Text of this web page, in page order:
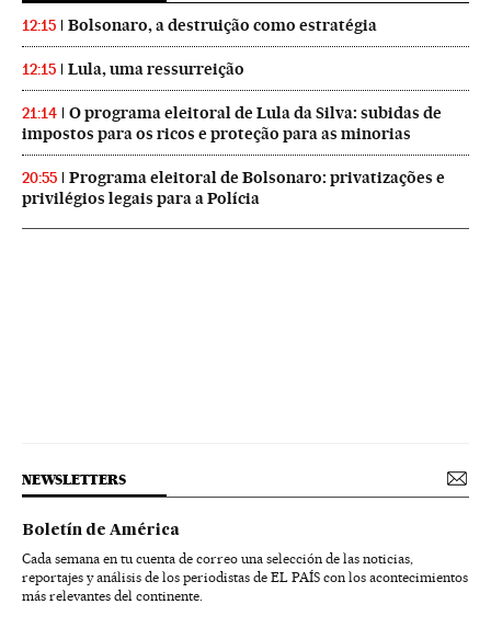
12:15 Bolsonaro, a destruição como estratégia
12:15 Lula, uma ressurreição
21:14
O programa eleitoral de Lula da Silva: subidas de
impostos para os ricos e proteção para as minorias
20:55
Programa eleitoral de Bolsonaro: privatizações e
privilégios legais para a Polícia
NEWSLETTERS
Boletín de América
Cada semana en tu cuenta de correo una selección de las noticias,
reportajes y análisis de los periodistas de EL PAÍS con los acontecimientos
más relevantes del continente.